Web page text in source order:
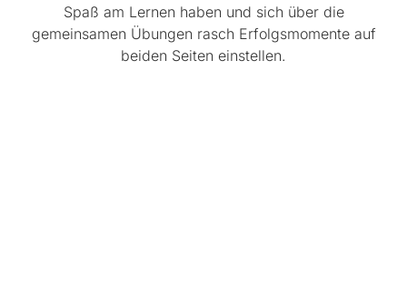
Spaß am Lernen haben und sich über die
gemeinsamen Übungen rasch Erfolgsmomente auf
beiden Seiten einstellen.